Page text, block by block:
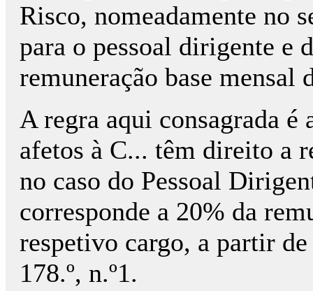
Risco, nomeadamente no
para o pessoal dirigente e
remuneração base mensal
A regra aqui consagrada é
afetos à C... têm direito a
no caso do Pessoal
corresponde a 20% da
respetivo cargo, a partir
178.º, n.º1.